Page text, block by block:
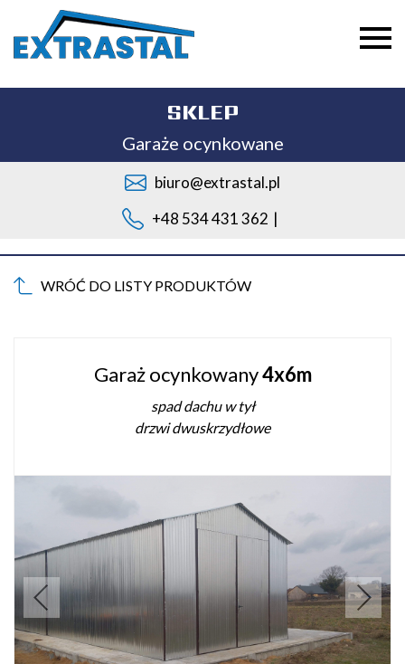
SKLEP
Garaże ocynkowane
biuro@extrastal.pl
+48 534 431 362 |
WRÓĆ DO LISTY PRODUKTÓW
Garaż ocynkowany4x6m
spad dachu w tył
drzwi dwuskrzydłowe